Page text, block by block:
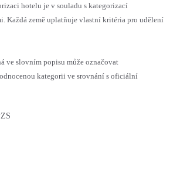
hotelu je v souladu s kategorizací
Každá země uplatňuje vlastní kritéria pro udělení
ve slovním popisu může označovat
kategorii ve srovnání s oficiální